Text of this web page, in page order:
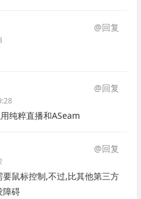
@回复
@回复
纯粹直播和ASeam
@回复
鼠标控制,不过,比其他第三方
障碍